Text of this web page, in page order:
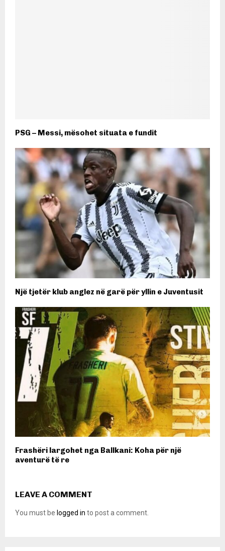
PSG – Messi, mësohet situata e fundit
Një tjetër klub anglez në garë për yllin e Juventusit
​Frashëri largohet nga Ballkani: Koha për një
aventurë të re
LEAVE A COMMENT
You must be logged in to post a comment.